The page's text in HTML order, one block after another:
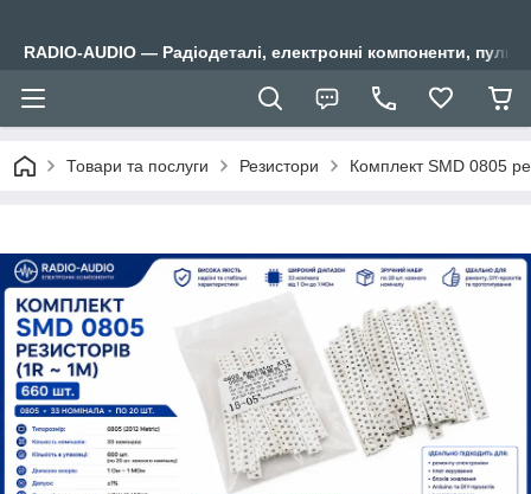
RADIO-AUDIO — Радіодеталі, електронні компоненти,
Товари та послуги Резистори Комплект SMD 0805